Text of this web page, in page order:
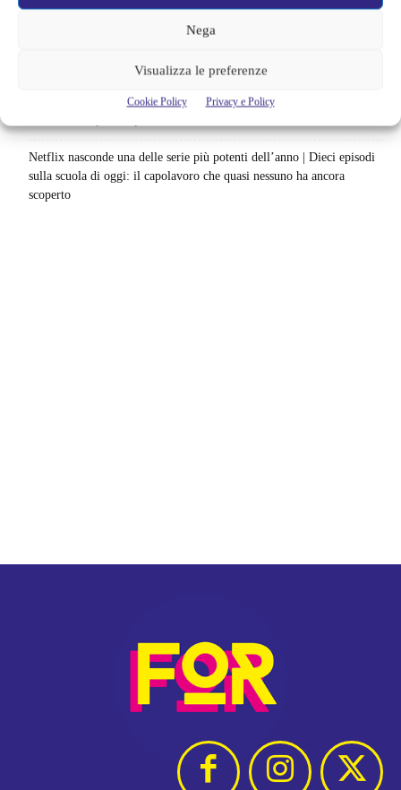
Nega
Visualizza le preferenze
Cookie Policy Privacy e Policy
Su Disney+ arriva un thriller che non fa sconti | Otto episodi tra
Soraya è devastana, la notizia su Cristian è gravissima | È finita
Netflix nasconde una delle serie più potenti dell’anno | Dieci episodi
sulla scuola di oggi: il capolavoro che quasi nessuno ha ancora
scoperto